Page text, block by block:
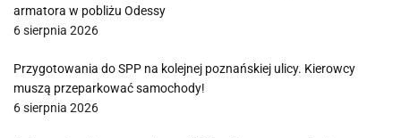
armatora w pobliżu Odessy
6 sierpnia 2026
Przygotowania do SPP na kolejnej poznańskiej ulicy. Kierowcy
muszą przeparkować samochody!
6 sierpnia 2026